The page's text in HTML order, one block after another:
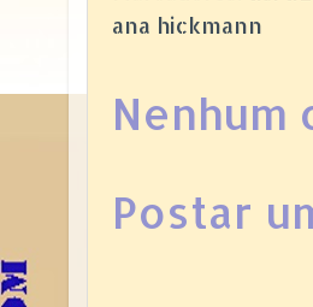
ana hickmann
Nenhum
Postar